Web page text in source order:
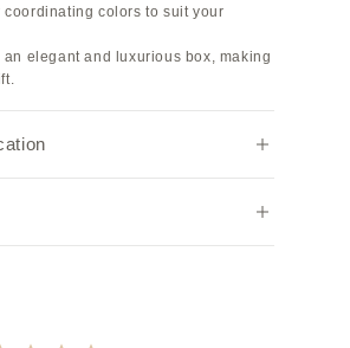
coordinating colors to suit your
an elegant and luxurious box, making